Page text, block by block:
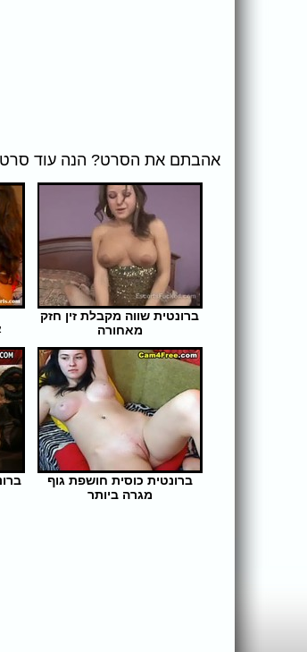
‎אהבתם את הסרט? הנה עוד סרטי סקס בחינם בקטגוריית
ברונטית שווה מקבלת זין חזק
מאחורה
ברונטית כוסית חושפת גוף
מגרה ביותר